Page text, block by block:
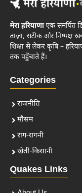
मेरा हरियाणाएक समर्पित
ताज़ा, सटीक और निष्पक्ष
शिक्षा से लेकर कृषि –
तक पहुँचाते हैं।
Categories
राजनीति
मौसम
राग-रागनी
खेती-किसानी
Quakes Links